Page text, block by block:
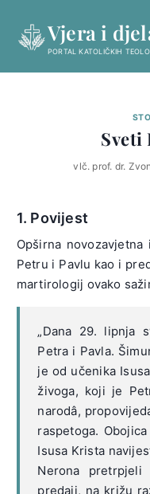
content
Vjera i
PORTAL KATOLIČKIH
Sveti
vlč. prof. dr.
1. Povijest
Opširna
Petru i Pavlu kao i
martirologij ovako
„Dana 29. lipnja
Petra i Pavla.
je od učenika
živoga, koji je
narodâ,
raspetoga.
Isusa Krista
Nerona
predaji, na križu